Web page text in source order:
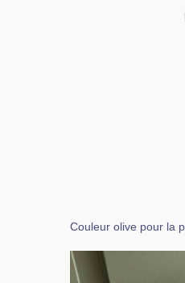
Couleur olive pour la